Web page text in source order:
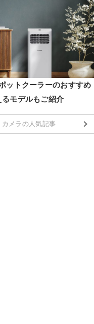
ットクーラーのおすすめ
モデルもご紹介
カメラの人気記事